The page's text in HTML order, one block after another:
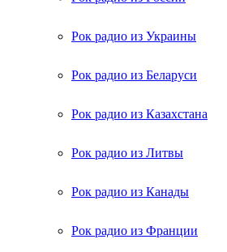
Рок радио из Украины
Рок радио из Беларуси
Рок радио из Казахстана
Рок радио из Литвы
Рок радио из Канады
Рок радио из Франции